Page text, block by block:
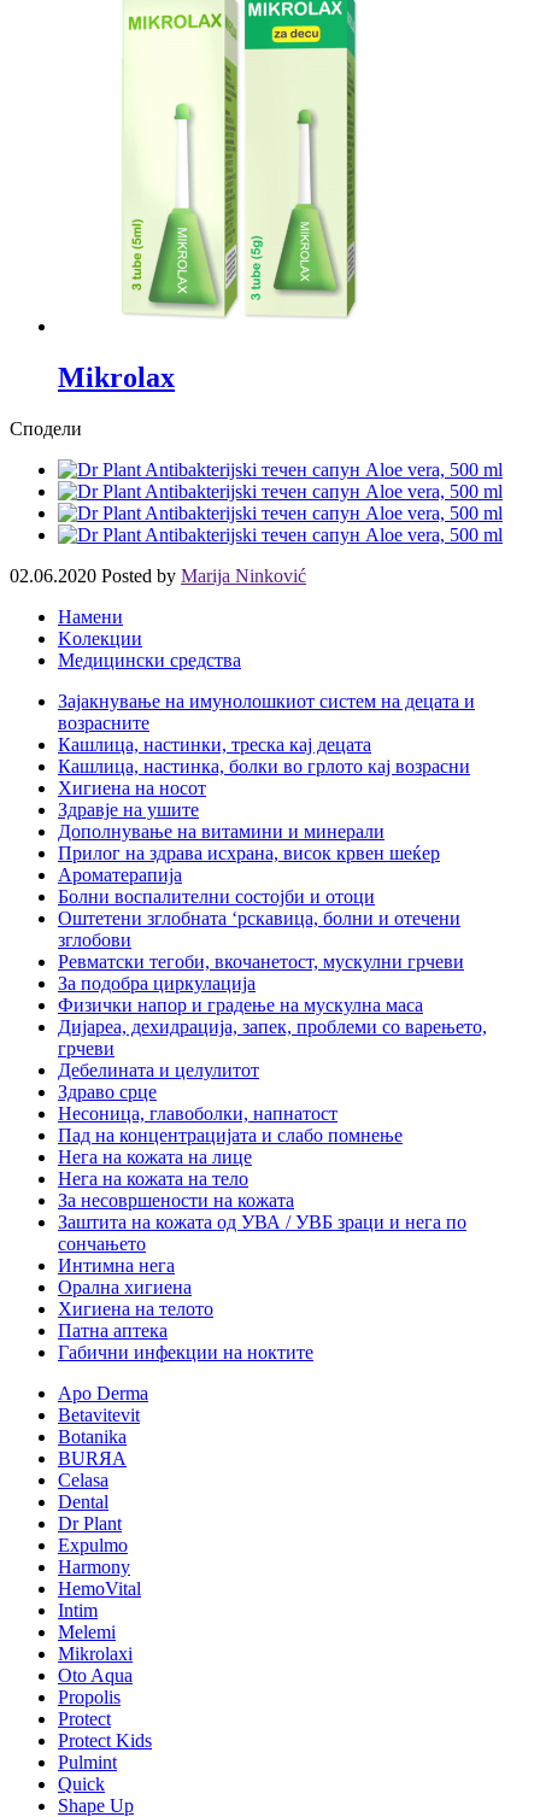
Mikrolax
Сподели
02.06.2020 Posted by Marija Ninković
Намени
Kолекции
Медицински средства
Зајакнување на имунолошкиот систем на децата и
возрасните
Кашлица, настинки, треска кај децата
Кашлица, настинка, болки во грлото кај возрасни
Хигиена на носот
Здравје на ушите
Дополнување на витамини и минерали
Прилог на здрава исхрана, висок крвен шеќер
Ароматерапија
Болни воспалителни состојби и отоци
Оштетени зглобната ‘рскавица, болни и отечени
зглобови
Ревматски тегоби, вкочанетост, мускулни грчеви
За подобра циркулација
Физички напор и градење на мускулна маса
Дијареа, дехидрација, запек, проблеми со варењето,
грчеви
Дебелината и целулитот
Здраво срце
Несоница, главоболки, напнатост
Пад на концентрацијата и слабо помнење
Нега на кожата на лице
Нега на кожата на тело
За несовршености на кожата
Заштита на кожата од УВА / УВБ зраци и нега по
сончањето
Интимна нега
Орална хигиена
Хигиена на телото
Патна аптека
Габични инфекции на ноктите
Apo Derma
Betavitevit
Botanika
BURЯA
Celasa
Dental
Dr Plant
Expulmo
Harmony
HemoVital
Intim
Melemi
Mikrolaxi
Oto Aqua
Propolis
Protect
Protect Kids
Pulmint
Quick
Shape Up